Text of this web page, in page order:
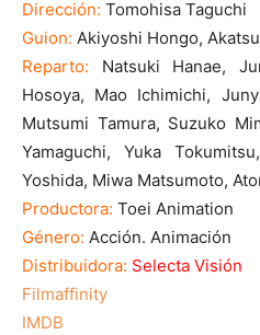
Dirección: Tomohisa Taguchi
Guion: Akiyoshi Hongo,
Reparto: Natsuki Hanae,
Hosoya, Mao Ichimichi,
Mutsumi Tamura, Suzuko
Yamaguchi, Yuka
Yoshida, Miwa Matsumoto,
Productora: Toei Animation
Género: Acción. Animación
Distribuidora: Selecta Visión
Filmaffinity
IMDB